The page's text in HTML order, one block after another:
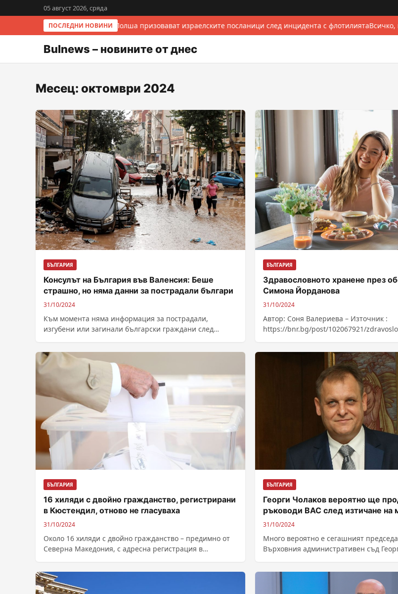
05 август 2026, сряда
ПОСЛЕДНИ НОВИНИ
Италия и Полша призовават израелските посланици след инцидента с флотилиятаВсичко,
Bulnews – новините от днес
Месец: октомври 2024
БЪЛГАРИЯ
Консулът на България във Валенсия: Беше
страшно, но няма данни за пострадали българи
31/10/2024
Към момента няма информация за пострадали,
изгубени или загинали български граждани след
БЪЛГАРИЯ
Здравословното хранене през
Симона Йорданова
31/10/2024
Автор: Соня Валериева – Източник :
https://bnr.bg/post/102067921/
БЪЛГАРИЯ
16 хиляди с двойно гражданство, регистрирани
в Кюстендил, отново не гласуваха
31/10/2024
Около 16 хиляди с двойно гражданство – предимно от
Северна Македония, с адресна регистрация в
БЪЛГАРИЯ
Георги Чолаков вероятно ще
ръководи ВАС след изтичане на
31/10/2024
Много вероятно е сегашният
Върховния административен съд
ноември,...